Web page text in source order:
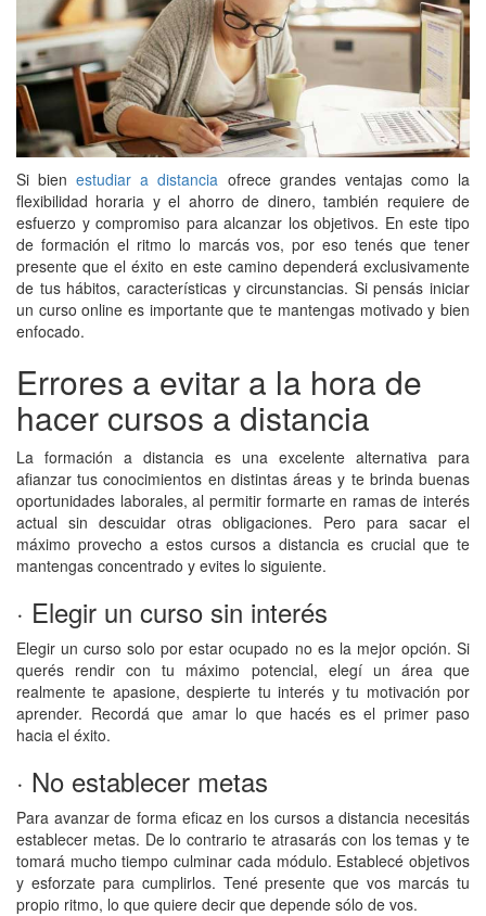
Si bienestudiar a distancia ofrece grandes ventajas como la
flexibilidad horaria y el ahorro de dinero, también requiere de
esfuerzo y compromiso para alcanzar los objetivos. En este tipo
de formación el ritmo lo marcás vos, por eso tenés que tener
presente que el éxito en este camino dependerá exclusivamente
de tus hábitos, características y circunstancias. Si pensás iniciar
un curso online es importante que te mantengas motivado y bien
enfocado.
Errores a evitar a la hora de
hacer cursos a distancia
La formación a distancia es una excelente alternativa para
afianzar tus conocimientos en distintas áreas y te brinda buenas
oportunidades laborales, al permitir formarte en ramas de interés
actual sin descuidar otras obligaciones. Pero para sacar el
máximo provecho a estos cursos a distancia es crucial que te
mantengas concentrado y evites lo siguiente.
· Elegir un curso sin interés
Elegir un curso solo por estar ocupado no es la mejor opción. Si
querés rendir con tu máximo potencial, elegí un área que
realmente te apasione, despierte tu interés y tu motivación por
aprender. Recordá que amar lo que hacés es el primer paso
hacia el éxito.
· No establecer metas
Para avanzar de forma eficaz en los cursos a distancia necesitás
establecer metas. De lo contrario te atrasarás con los temas y te
tomará mucho tiempo culminar cada módulo. Establecé objetivos
y esforzate para cumplirlos. Tené presente que vos marcás tu
propio ritmo, lo que quiere decir que depende sólo de vos.